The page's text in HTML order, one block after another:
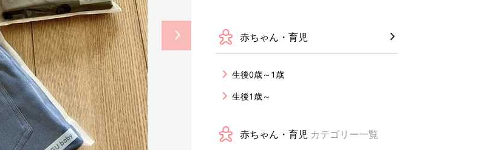
赤ちゃん・育児
生後0歳～1歳
生後1歳～
赤ちゃん・育児 カテゴリー一覧